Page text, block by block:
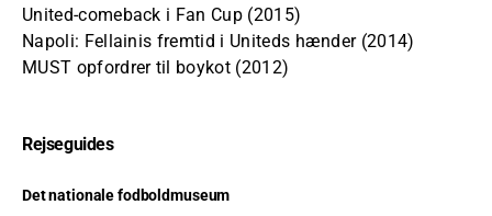
United-comeback i Fan Cup (2015)
Napoli: Fellainis fremtid i Uniteds hænder (2014)
MUST opfordrer til boykot (2012)
Rejseguides
Det nationale fodboldmuseum